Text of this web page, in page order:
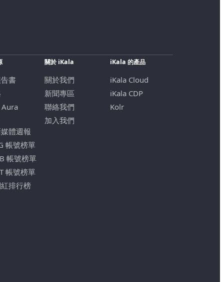
書
體週報
帳號榜單
帳號榜單
帳號榜單
排行榜
關於 iKala
關於我們
新聞專區
聯絡我們
加入我們
iKala 的產品
iKala Cloud
iKala CDP
Kolr